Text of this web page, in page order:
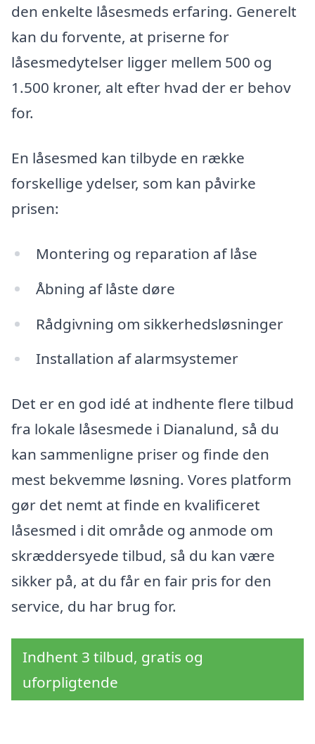
den enkelte låsesmeds erfaring. Generelt
kan du forvente, at priserne for
låsesmedytelser ligger mellem 500 og
1.500 kroner, alt efter hvad der er behov
for.
En låsesmed kan tilbyde en række
forskellige ydelser, som kan påvirke
prisen:
Montering og reparation af låse
Åbning af låste døre
Rådgivning om sikkerhedsløsninger
Installation af alarmsystemer
Det er en god idé at indhente flere tilbud
fra lokale låsesmede i Dianalund, så du
kan sammenligne priser og finde den
mest bekvemme løsning. Vores platform
gør det nemt at finde en kvalificeret
låsesmed i dit område og anmode om
skræddersyede tilbud, så du kan være
sikker på, at du får en fair pris for den
service, du har brug for.
Indhent 3 tilbud, gratis og
uforpligtende